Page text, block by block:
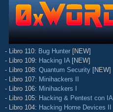
- Libro 110: Bug Hunter [NEW]
- Libro 109: Hacking IA [NEW]
- Libro 108: Quantum Security [NEW]
- Libro 107: Minihackers II
- Libro 106: Minihackers I
- Libro 105: Hacking & Pentest con IA
- Libro 104: Hacking Home Devices II